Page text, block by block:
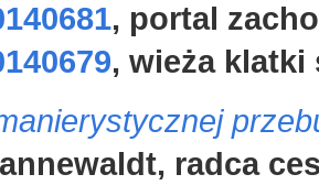
, portal
, wieża klatki
radca